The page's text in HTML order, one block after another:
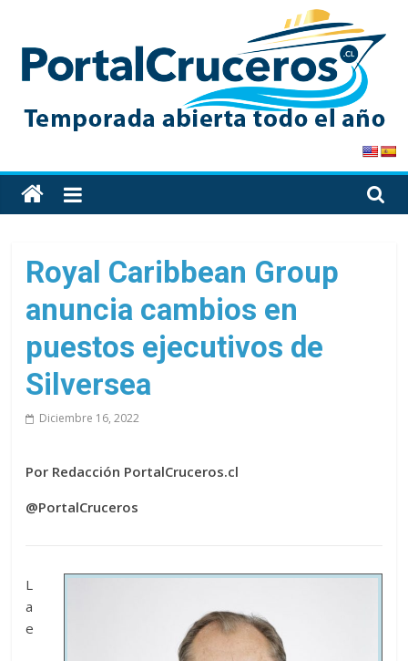
content
PortalCruceros
Toda
la
de
cruceros
en
un
solo
sitio
Royal Caribbean Group
anuncia cambios en
puestos ejecutivos de
Silversea
Diciembre 16, 2022
Por Redacción PortalCruceros.cl
@PortalCruceros
L
a
e